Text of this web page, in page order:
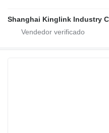
Shanghai Kinglink Industry